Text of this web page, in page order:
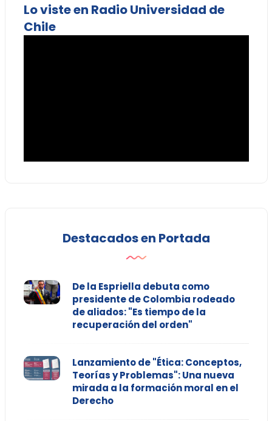
Lo viste en Radio Universidad de
Chile
Destacados en Portada
De la Espriella debuta como
presidente de Colombia rodeado
de aliados: "Es tiempo de la
recuperación del orden"
Lanzamiento de "Ética: Conceptos,
Teorías y Problemas": Una nueva
mirada a la formación moral en el
Derecho